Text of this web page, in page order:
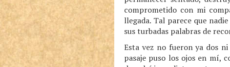
comprometido con mi
llegada. Tal parece que
sus turbadas palabras de
Esta vez no fueron ya dos
pasaje puso los ojos en mí,